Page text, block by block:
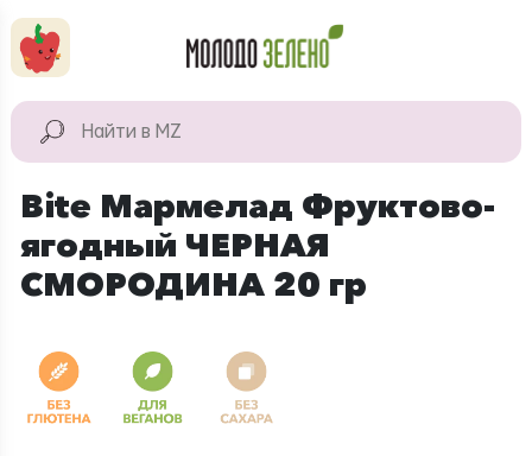
КАТАЛОГ
продукты
Для дома
Натуральная
Bite Мармелад Фруктово-
ягодный ЧЕРНАЯ
СМОРОДИНА 20 гр